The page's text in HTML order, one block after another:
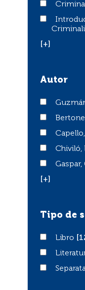
[+]
Autor
Guzmán,
Bertone,
Capello,
Chiviló,Chiviló,
Gaspar,Gaspar,
[+]
Tipo de
LibroLibro
Literatura
Separata